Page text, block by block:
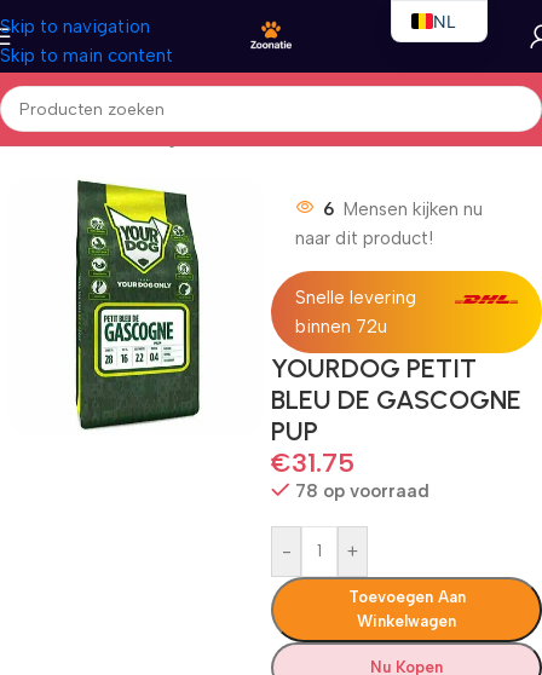
Skip to navigation
Skip to main content
Home/Honden/Droogvoer
6 Mensen kijken nu
naar dit product!
Snelle levering
binnen 72u
YOURDOG PETIT
BLEU DE GASCOGNE
PUP
€31.75
78 op voorraad
- +
Toevoegen Aan
Winkelwagen
Nu Kopen
NL